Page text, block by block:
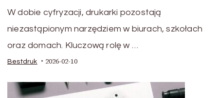
W dobie cyfryzacji, drukarki pozostają
niezastąpionym narzędziem w biurach, szkołach
oraz domach. Kluczową rolę w …
Bestdruk 2026-02-10